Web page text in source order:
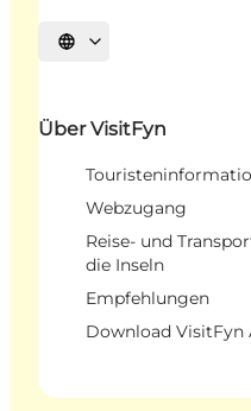
Sprache auswählen
Über VisitFyn
Webzugang
Reise- und
die Inseln
Empfehlungen
Download VisitFyn